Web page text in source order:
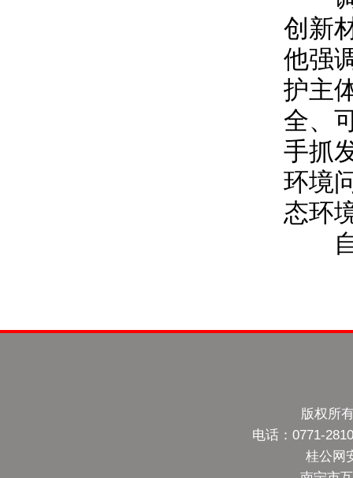
创新
他强
护主
全、
手抓
环境
态环
自
版权所
电话：0771-
桂公网